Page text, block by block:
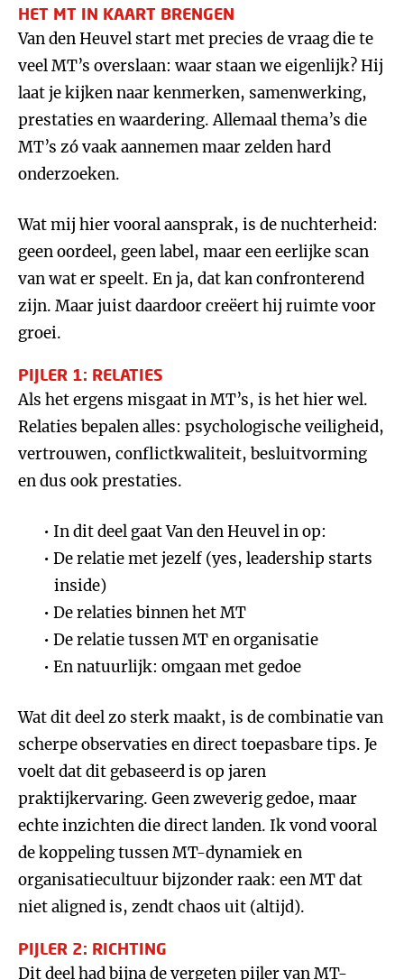
HET MT IN KAART BRENGEN
Van den Heuvel start met precies de vraag die te
veel MT’s overslaan: waar staan we eigenlijk? Hij
laat je kijken naar kenmerken, samenwerking,
prestaties en waardering. Allemaal thema’s die
MT’s zó vaak aannemen maar zelden hard
onderzoeken.
Wat mij hier vooral aansprak, is de nuchterheid:
geen oordeel, geen label, maar een eerlijke scan
van wat er speelt. En ja, dat kan confronterend
zijn. Maar juist daardoor creëert hij ruimte voor
groei.
PIJLER 1: RELATIES
Als het ergens misgaat in MT’s, is het hier wel.
Relaties bepalen alles: psychologische veiligheid,
vertrouwen, conflictkwaliteit, besluitvorming
en dus ook prestaties.
In dit deel gaat Van den Heuvel in op:
De relatie met jezelf (yes, leadership starts
inside)
De relaties binnen het MT
De relatie tussen MT en organisatie
En natuurlijk: omgaan met gedoe
Wat dit deel zo sterk maakt, is de combinatie van
scherpe observaties en direct toepasbare tips. Je
voelt dat dit gebaseerd is op jaren
praktijkervaring. Geen zweverig gedoe, maar
echte inzichten die direct landen. Ik vond vooral
de koppeling tussen MT-dynamiek en
organisatiecultuur bijzonder raak: een MT dat
niet aligned is, zendt chaos uit (altijd).
PIJLER 2: RICHTING
Dit deel had bijna de vergeten pijler van MT-